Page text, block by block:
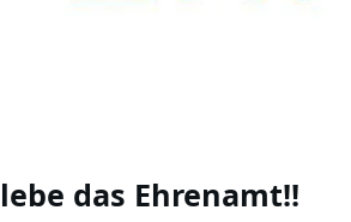
das Ehrenamt!!